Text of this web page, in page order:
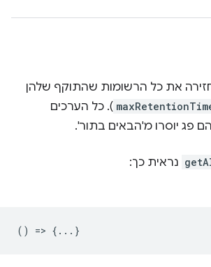
את כל הרשומות שהתוקף שלהן
). כל הערכים
פג יוסרו מ'הבאים בתור'.
נראית כך:
() => {...}